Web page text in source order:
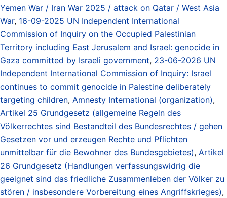
Yemen War / Iran War 2025 / attack on Qatar / West Asia
War, 16-09-2025 UN Independent International
Commission of Inquiry on the Occupied Palestinian
Territory including East Jerusalem and Israel: genocide in
Gaza committed by Israeli government, 23-06-2026 UN
Independent International Commission of Inquiry: Israel
continues to commit genocide in Palestine deliberately
targeting children, Amnesty International (organization),
Artikel 25 Grundgesetz (allgemeine Regeln des
Völkerrechtes sind Bestandteil des Bundesrechtes / gehen
Gesetzen vor und erzeugen Rechte und Pflichten
unmittelbar für die Bewohner des Bundesgebietes), Artikel
26 Grundgesetz (Handlungen verfassungswidrig die
geeignet sind das friedliche Zusammenleben der Völker zu
stören / insbesondere Vorbereitung eines Angriffskrieges),